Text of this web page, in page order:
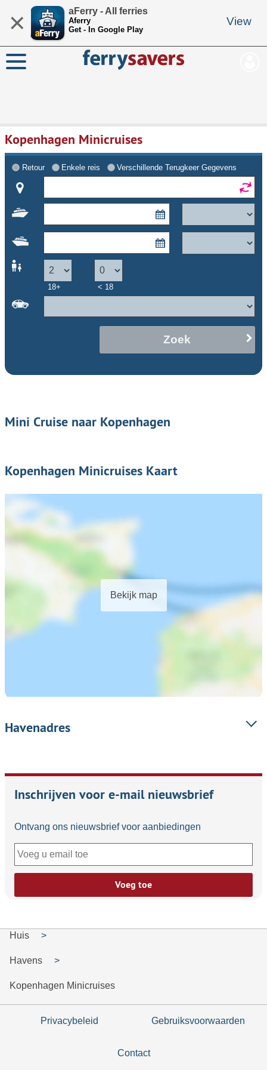
× aFerry - All ferries
Aferry
Get - In Google Play
View
Kopenhagen Minicruises
Retour Enkele reis Verschillende Terugkeer Gegevens
18+ < 18
Zoek
Mini Cruise naar Kopenhagen
Kopenhagen Minicruises Kaart
Bekijk map
Havenadres
Inschrijven voor e-mail nieuwsbrief
Ontvang ons nieuwsbrief voor aanbiedingen
Voeg toe
Huis
Havens
Kopenhagen Minicruises
Privacybeleid Gebruiksvoorwaarden
Contact